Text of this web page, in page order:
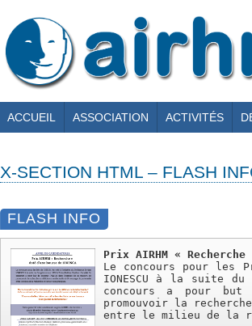
ACCUEIL ASSOCIATION ACTIVITÉS
X-SECTION HTML – FLASH
FLASH INFO
Prix AIRHM «
Le concours pour les
IONESCU à la suite
concours a pour but
promouvoir la
entre le milieu de la